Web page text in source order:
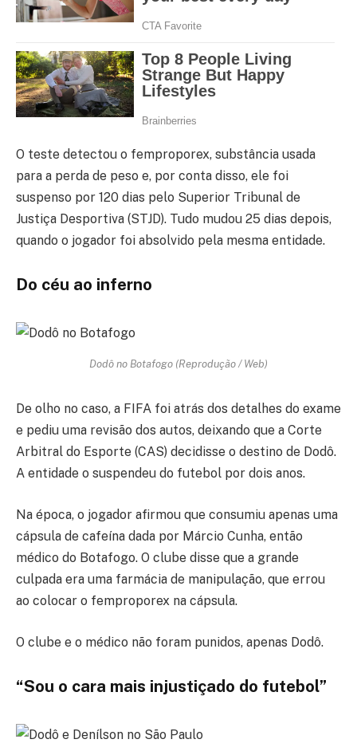
O teste detectou o femproporex, substância usada
para a perda de peso e, por conta disso, ele foi
suspenso por 120 dias pelo Superior Tribunal de
Justiça Desportiva (STJD). Tudo mudou 25 dias depois,
quando o jogador foi absolvido pela mesma entidade.
Do céu ao inferno
Dodô no Botafogo (Reprodução / Web)
De olho no caso, a FIFA foi atrás dos detalhes do exame
e pediu uma revisão dos autos, deixando que a Corte
Arbitral do Esporte (CAS) decidisse o destino de Dodô.
A entidade o suspendeu do futebol por dois anos.
Na época, o jogador afirmou que consumiu apenas uma
cápsula de cafeína dada por Márcio Cunha, então
médico do Botafogo. O clube disse que a grande
culpada era uma farmácia de manipulação, que errou
ao colocar o femproporex na cápsula.
O clube e o médico não foram punidos, apenas Dodô.
“Sou o cara mais injustiçado do futebol”